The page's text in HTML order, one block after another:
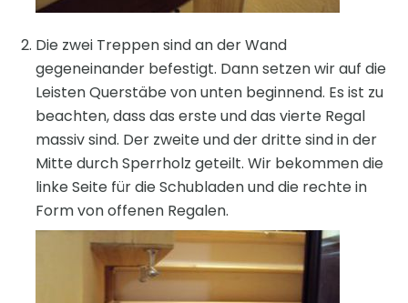
Die zwei Treppen sind an der Wand
gegeneinander befestigt. Dann setzen wir auf die
Leisten Querstäbe von unten beginnend. Es ist zu
beachten, dass das erste und das vierte Regal
massiv sind. Der zweite und der dritte sind in der
Mitte durch Sperrholz geteilt. Wir bekommen die
linke Seite für die Schubladen und die rechte in
Form von offenen Regalen.